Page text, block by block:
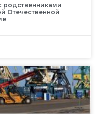
родственниками
Отечественной